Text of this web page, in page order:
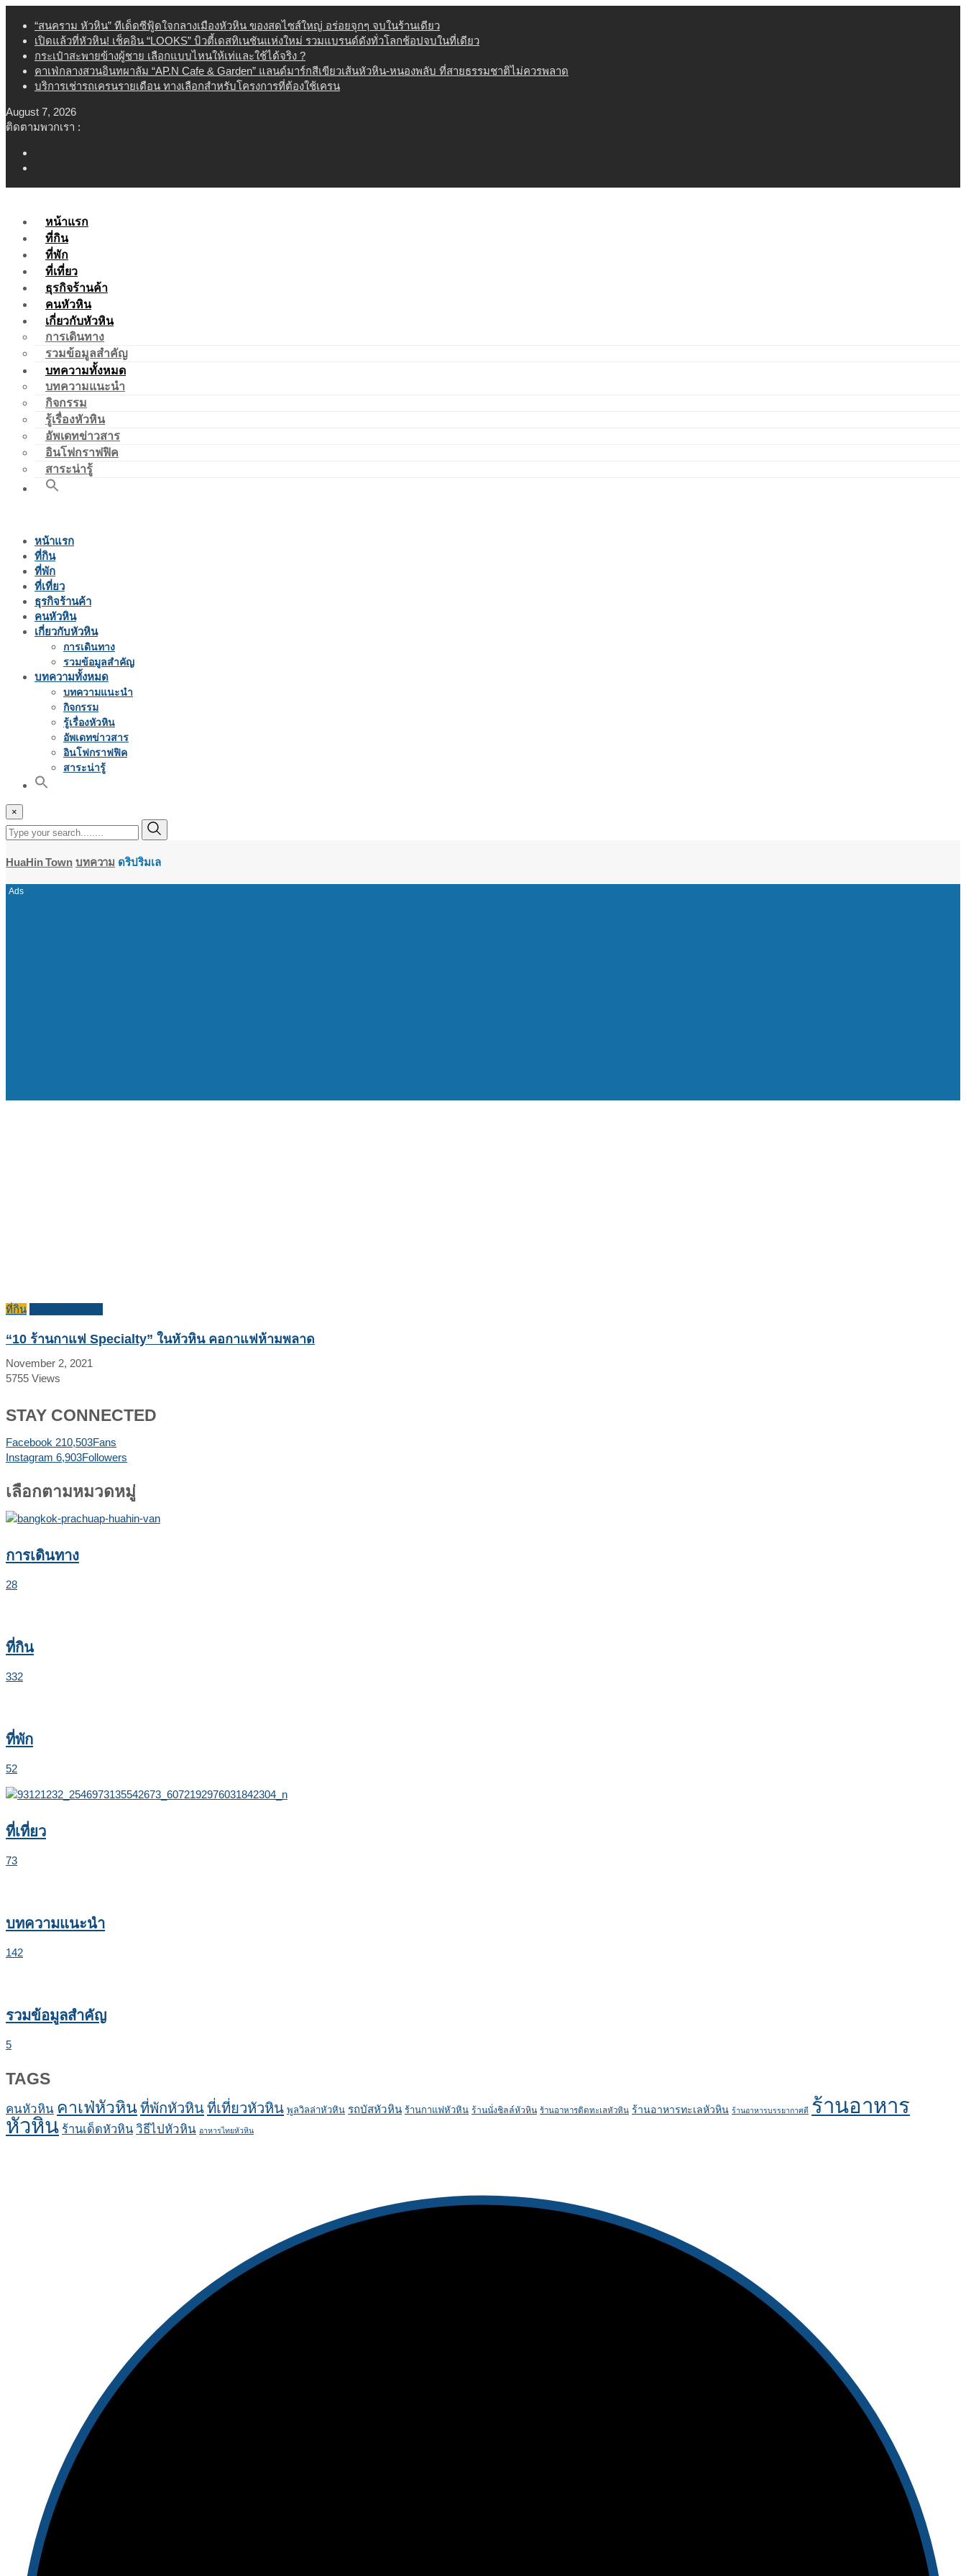
content
“สนคราม หัวหิน” ทีเด็ดซีฟู้ดใจกลางเมืองหัวหิน ของสดไซส์ใหญ่ อร่อยจุกๆ จบในร้านเดียว
เปิดแล้วที่หัวหิน! เช็คอิน “LOOKS” บิวตี้เดสทิเนชันแห่งใหม่ รวมแบรนด์ดังทั่วโลกช้อปจบในที่เดียว
กระเป๋าสะพายข้างผู้ชาย เลือกแบบไหนให้เท่และใช้ได้จริง ?
คาเฟ่กลางสวนอินทผาลัม “AP.N Cafe & Garden” แลนด์มาร์กสีเขียวเส้นหัวหิน-หนองพลับ ที่สายธรรมชาติไม่ควรพลาด
บริการเช่ารถเครนรายเดือน ทางเลือกสำหรับโครงการที่ต้องใช้เครน
August 7, 2026
ติดตามพวกเรา :
หน้าแรก
ที่กิน
ที่พัก
ที่เที่ยว
ธุรกิจร้านค้า
คนหัวหิน
เกี่ยวกับหัวหิน
การเดินทาง
รวมข้อมูลสำคัญ
บทความทั้งหมด
บทความแนะนำ
กิจกรรม
รู้เรื่องหัวหิน
อัพเดทข่าวสาร
อินโฟกราฟฟิค
สาระน่ารู้
หน้าแรก
ที่กิน
ที่พัก
ที่เที่ยว
ธุรกิจร้านค้า
คนหัวหิน
เกี่ยวกับหัวหิน
การเดินทาง
รวมข้อมูลสำคัญ
บทความทั้งหมด
บทความแนะนำ
กิจกรรม
รู้เรื่องหัวหิน
อัพเดทข่าวสาร
อินโฟกราฟฟิค
สาระน่ารู้
×
HuaHin Town บทความ ดริปริมเล
ที่กิน
“10 ร้านกาแฟ Specialty” ในหัวหิน คอกาแฟห้ามพลาด
November 2, 2021
5755 Views
STAY CONNECTED
Facebook 210,503Fans
Instagram 6,903Followers
เลือกตามหมวดหมู่
การเดินทาง
28
ที่กิน
332
ที่พัก
52
ที่เที่ยว
73
บทความแนะนำ
142
รวมข้อมูลสำคัญ
5
TAGS
คนหัวหิน คาเฟ่หัวหินที่พักหัวหินที่เที่ยวหัวหิน พูลวิลล่าหัวหิน รถบัสหัวหิน ร้านกาแฟหัวหิน ร้านนั่งชิลล์หัวหิน ร้านอาหารติดทะเลหัวหิน ร้านอาหารทะเลหัวหิน ร้านอาหารบรรยากาศดี ร้านอาหาร
หัวหิน ร้านเด็ดหัวหิน วิธีไปหัวหิน อาหารไทยหัวหิน